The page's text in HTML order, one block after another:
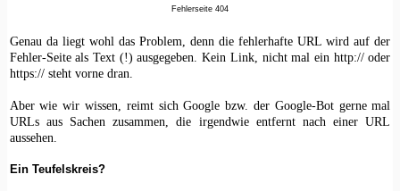
Fehlerseite 404
Genau da liegt wohl das Problem, denn die fehlerhafte URL wird auf der
Fehler-Seite als Text (!) ausgegeben. Kein Link, nicht mal ein http:// oder
https:// steht vorne dran.
Aber wie wir wissen, reimt sich Google bzw. der Google-Bot gerne mal
URLs aus Sachen zusammen, die irgendwie entfernt nach einer URL
aussehen.
Ein Teufelskreis?